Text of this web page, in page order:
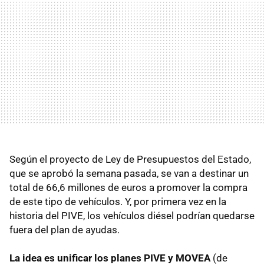
Según el proyecto de Ley de Presupuestos del Estado,
que se aprobó la semana pasada, se van a destinar un
total de 66,6 millones de euros a promover la compra
de este tipo de vehículos. Y, por primera vez en la
historia del PIVE, los vehículos diésel podrían quedarse
fuera del plan de ayudas.
La idea es unificar los planes PIVE y MOVEA (de